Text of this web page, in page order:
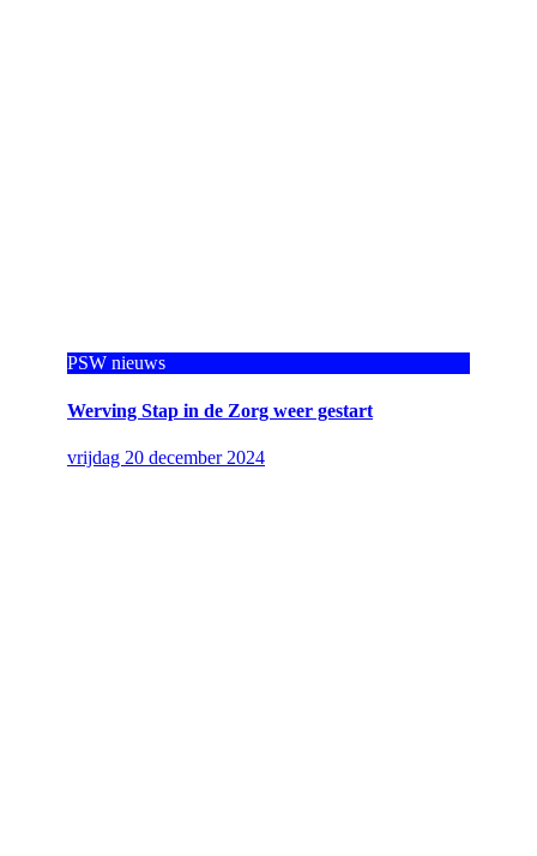
PSW nieuws
Werving Stap in de Zorg weer gestart
vrijdag 20 december 2024